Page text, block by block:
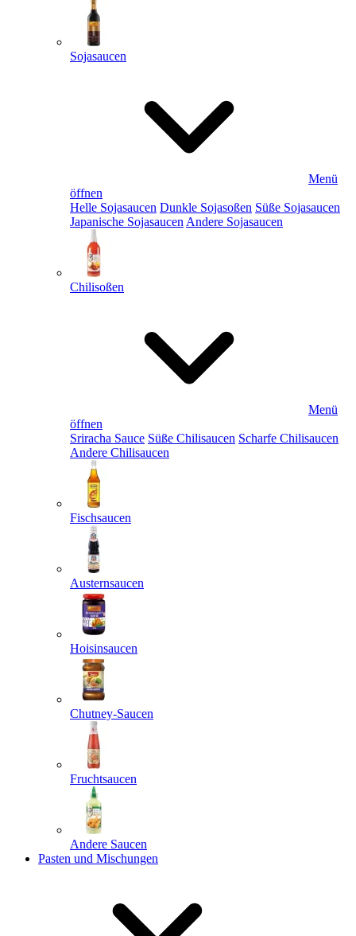
Sojasaucen
Menü
öffnen
Helle Sojasaucen Dunkle Sojasoßen Süße Sojasaucen
Japanische Sojasaucen Andere Sojasaucen
Chilisoßen
Menü
öffnen
Sriracha Sauce Süße Chilisaucen Scharfe Chilisaucen
Andere Chilisaucen
Fischsaucen
Austernsaucen
Hoisinsaucen
Chutney-Saucen
Fruchtsaucen
Andere Saucen
Pasten und Mischungen